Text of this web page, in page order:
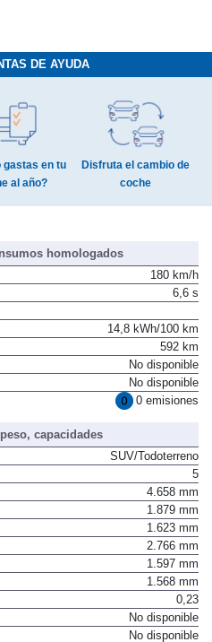
DE AYUDA
gastas en tu
Disfruta el cambio de
homologados
180 km/h
14,8 kWh/100 km
592 km
No disponible
No disponible
capacidades
SUV/Todoterreno
5
4.658 mm
1.879 mm
1.623 mm
2.766 mm
1.597 mm
1.568 mm
0,23
No disponible